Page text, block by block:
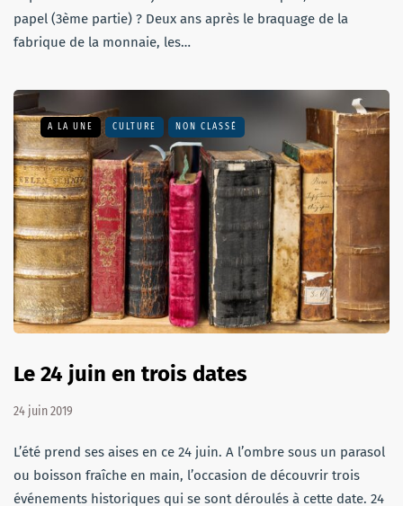
papel (3ème partie) ? Deux ans après le braquage de la
fabrique de la monnaie, les…
A LA UNE CULTURE NON CLASSÉ
Le 24 juin en trois dates
24 juin 2019
L’été prend ses aises en ce 24 juin. A l’ombre sous un parasol
ou boisson fraîche en main, l’occasion de découvrir trois
événements historiques qui se sont déroulés à cette date. 24